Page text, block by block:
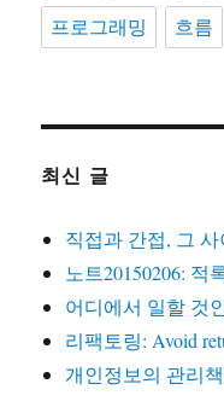
프로그래밍 흐름
최신 글
직접과 간접, 그
노트20150206: 적
어디에서 일할 것
리팩토링: Avoid
개인정보의 관리